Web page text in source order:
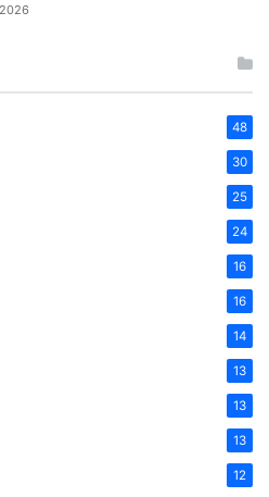
48
30
25
24
16
16
14
13
13
13
12